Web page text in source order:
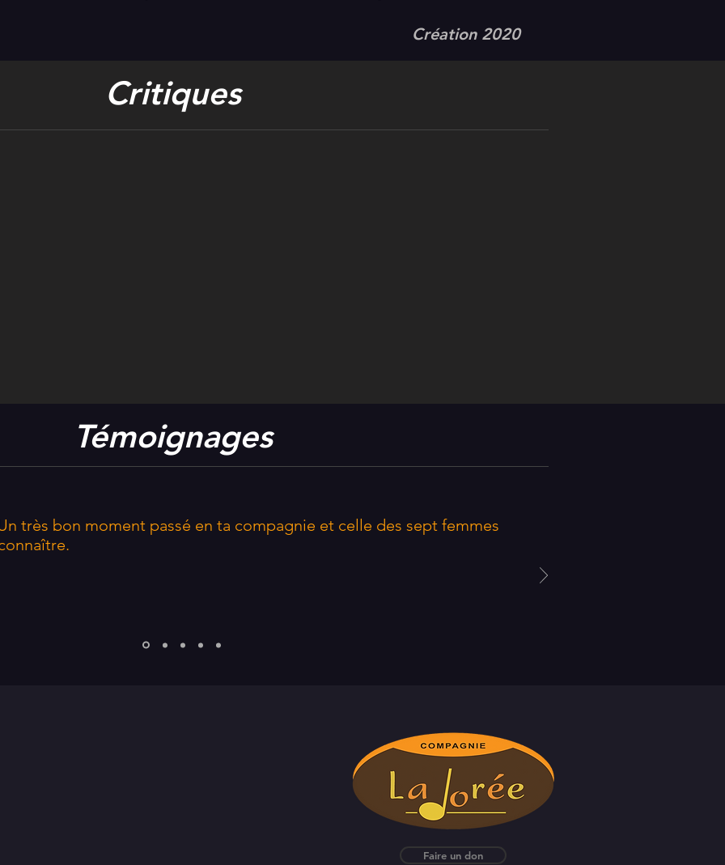
Création 2020
Critiques
Témoignages
très bon moment passé en ta compagnie et celle des sept femmes
Faire un don